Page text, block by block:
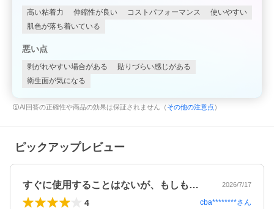
高い粘着力 伸縮性が良い コストパフォーマンス
使いやすい
肌色が落ち着いている
悪い点
剥がれやすい場合がある
貼りづらい感じがある
衛生面が気になる
AI回答の正確性や商品の効果は保証されません（ その他の注意点 ）
ピックアップレビュー
すぐに使用することはないが、もしもの時… 2026/7/17
4 cba********さん